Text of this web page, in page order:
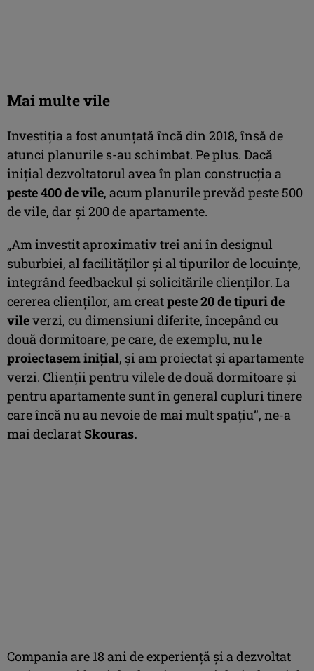
Mai multe vile
Investiția a fost anunțată încă din 2018, însă de
atunci planurile s-au schimbat. Pe plus. Dacă
inițial dezvoltatorul avea în plan construcția a
peste 400 de vile, acum planurile prevăd peste 500
de vile, dar și 200 de apartamente.
„Am investit aproximativ trei ani în designul
suburbiei, al facilităților și al tipurilor de locuințe,
integrând feedbackul și solicitările clienților. La
cererea clienților, am creatpeste 20 de tipuri de
vileverzi, cu dimensiuni diferite, începând cu
două dormitoare, pe care, de exemplu, nu le
proiectasem inițial, și am proiectat și apartamente
verzi. Clienții pentru vilele de două dormitoare și
pentru apartamente sunt în general cupluri tinere
care încă nu au nevoie de mai mult spațiu”, ne-a
mai declarat Skouras.
Compania are 18 ani de experiență și a dezvoltat